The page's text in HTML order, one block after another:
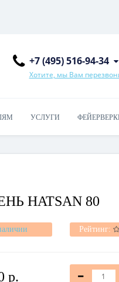
+7 (495) 516-94-34
Хотите, мы Вам
УСЛУГИ
HATSAN 80
Рейтинг:
р.